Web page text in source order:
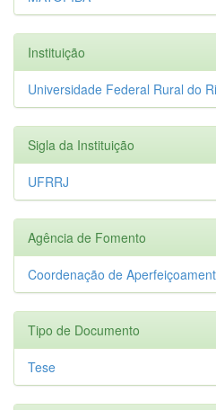
Instituição
Universidade Federal Rural do
Sigla da Instituição
UFRRJ
Agência de Fomento
Coordenação de
Tipo de Documento
Tese